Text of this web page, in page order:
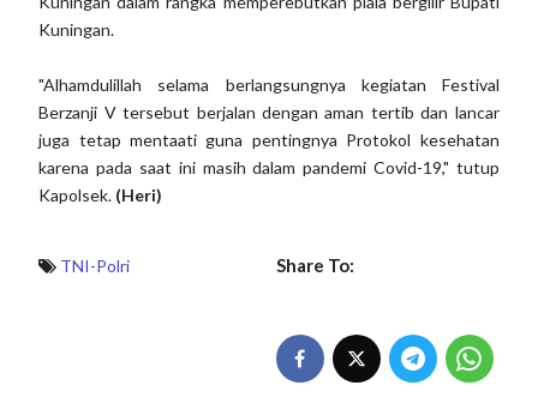
Kuningan.
"Alhamdulillah selama berlangsungnya kegiatan Festival
Berzanji V tersebut berjalan dengan aman tertib dan lancar
juga tetap mentaati guna pentingnya Protokol kesehatan
karena pada saat ini masih dalam pandemi Covid-19," tutup
Kapolsek. (Heri)
TNI-Polri Share To: